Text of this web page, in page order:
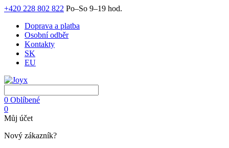
+420 228 802 822 Po–So 9–19 hod.
Doprava a platba
Osobní odběr
Kontakty
SK
EU
0 Oblíbené
0
Můj účet
Nový zákazník?